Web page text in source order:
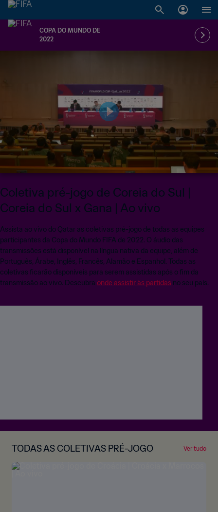
COPA DO MUNDO DE
2022
Coletiva pré-jogo de Coreia do Sul |
Coreia do Sul x Gana | Ao vivo
Assista ao vivo do Qatar as coletivas pré-jogo de todas as equipes
participantes da Copa do Mundo FIFA de 2022. O áudio das
transmissões está disponível na língua nativa da equipe, além de
Português, Árabe, Inglês, Francês, Alamão e Espanhol. Todas as
coletivas ficarão disponíveis para serem assistidas após o fim da
transmissão ao vivo. Descubra onde assistir às partidas no seu país.
TODAS AS COLETIVAS PRÉ-JOGO Ver tudo